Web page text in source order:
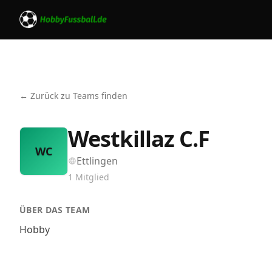
← Zurück zu Teams finden
WC Westkillaz C.F
Ettlingen
1 Mitglied
ÜBER DAS TEAM
Hobby